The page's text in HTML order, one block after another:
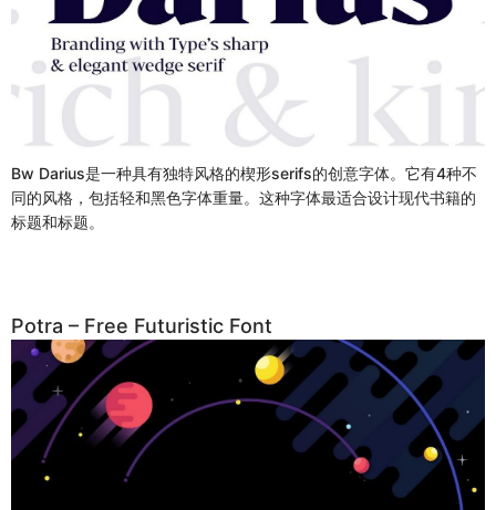
Bw Darius是一种具有独特风格的楔形serifs的创意字体。它有4种不
同的风格，包括轻和黑色字体重量。这种字体最适合设计现代书籍的
标题和标题。
Potra – Free Futuristic Font